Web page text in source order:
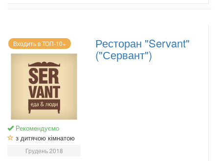
Входить в ТОП-10+
Рекомендуємо
з дитячою кімнатою
Грудень 2018
Ресторан "Servant"
("Сервант")